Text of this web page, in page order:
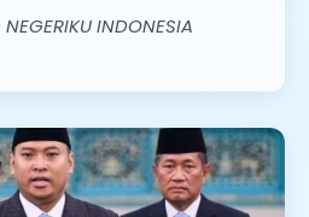
INDONESIA